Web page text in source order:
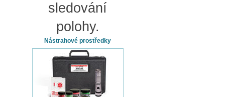
sledování
polohy.
Nástrahové prostředky